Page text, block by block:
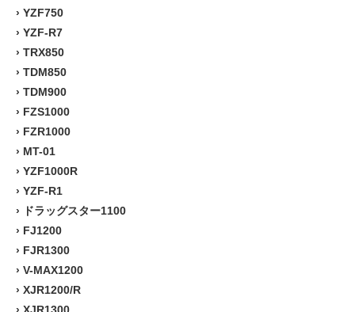
› YZF750
› YZF-R7
› TRX850
› TDM850
› TDM900
› FZS1000
› FZR1000
› MT-01
› YZF1000R
› YZF-R1
›
ドラッグスター1100
› FJ1200
› FJR1300
› V-MAX1200
› XJR1200/R